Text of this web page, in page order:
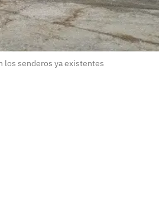
los senderos ya existentes